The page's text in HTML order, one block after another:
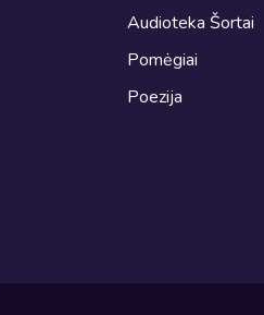
Audioteka Šortai
Pomėgiai
Poezija